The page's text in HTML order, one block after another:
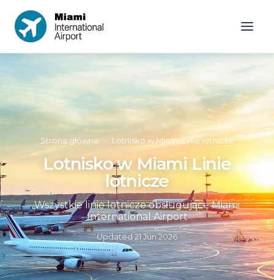
Strona główna » Lotnisko w Miami Linie lotnicze
Lotnisko w Miami Linie
lotnicze
Wszystkie linie lotnicze obsługujące Miami
International Airport
Updated21 Jun 2026